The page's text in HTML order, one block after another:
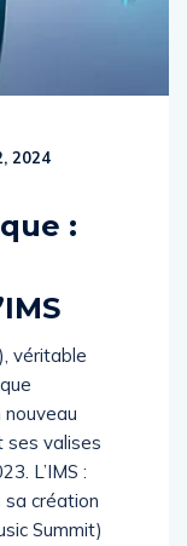
2024
:
véritable
nouveau
ses valises
L’IMS :
sa création
Summit)